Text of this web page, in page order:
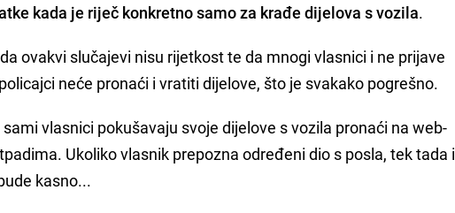
kada je riječ konkretno samo za krađe dijelova s vozila.
ovakvi slučajevi nisu rijetkost te da mnogi vlasnici i ne prijave
neće pronaći i vratiti dijelove, što je svakako pogrešno.
vlasnici pokušavaju svoje dijelove s vozila pronaći na web-
Ukoliko vlasnik prepozna određeni dio s posla, tek tada i
kasno...